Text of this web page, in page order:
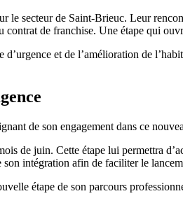
secteur de Saint-Brieuc. Leur
de franchise. Une étape qui
et de l’amélioration de
de son engagement dans ce
de juin. Cette étape lui permettra
intégration afin de faciliter le
étape de son parcours